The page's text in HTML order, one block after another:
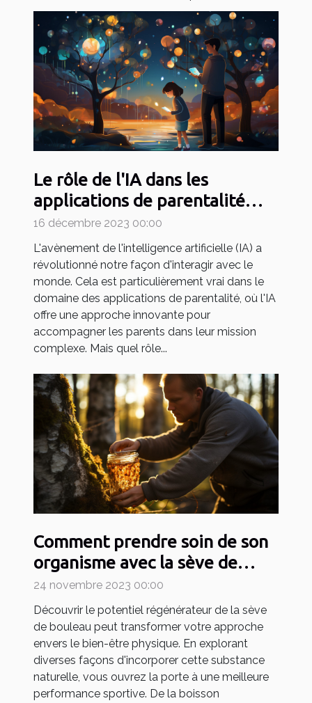
Le rôle de l'IA dans les
applications de parentalité
comme May
16 décembre 2023 00:00
L'avènement de l'intelligence artificielle (IA) a
révolutionné notre façon d'interagir avec le
monde. Cela est particulièrement vrai dans le
domaine des applications de parentalité, où l'IA
offre une approche innovante pour
accompagner les parents dans leur mission
complexe. Mais quel rôle...
Comment prendre soin de son
organisme avec la sève de
bouleau pour devenir un
sportif efficace ?
24 novembre 2023 00:00
Découvrir le potentiel régénérateur de la sève
de bouleau peut transformer votre approche
envers le bien-être physique. En explorant
diverses façons d'incorporer cette substance
naturelle, vous ouvrez la porte à une meilleure
performance sportive. De la boisson